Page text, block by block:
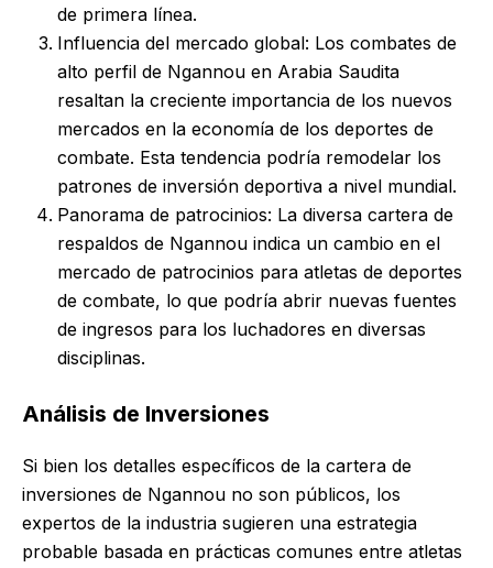
de primera línea.
Influencia del mercado global: Los combates de
alto perfil de Ngannou en Arabia Saudita
resaltan la creciente importancia de los nuevos
mercados en la economía de los deportes de
combate. Esta tendencia podría remodelar los
patrones de inversión deportiva a nivel mundial.
Panorama de patrocinios: La diversa cartera de
respaldos de Ngannou indica un cambio en el
mercado de patrocinios para atletas de deportes
de combate, lo que podría abrir nuevas fuentes
de ingresos para los luchadores en diversas
disciplinas.
Análisis de Inversiones
Si bien los detalles específicos de la cartera de
inversiones de Ngannou no son públicos, los
expertos de la industria sugieren una estrategia
probable basada en prácticas comunes entre atletas